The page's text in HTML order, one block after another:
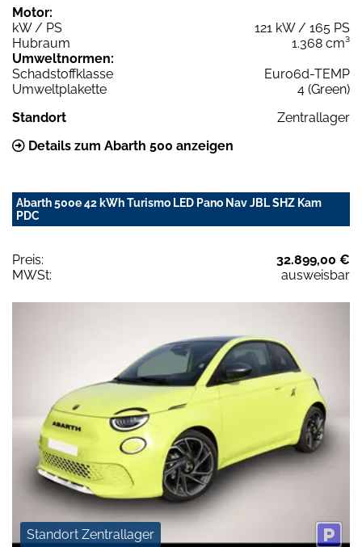
Motor:
kW / PS
121 kW / 165 PS
Hubraum
1.368 cm³
Umweltnormen:
Schadstoffklasse
Euro6d-TEMP
Umweltplakette
4 (Green)
Standort
Zentrallager
Details zum Abarth 500 anzeigen
Abarth 500e 42 kWh Turismo LED Pano Nav JBL SHZ Kam
PDC
Preis:
32.899,00 €
MWSt:
ausweisbar
Standort Zentrallager